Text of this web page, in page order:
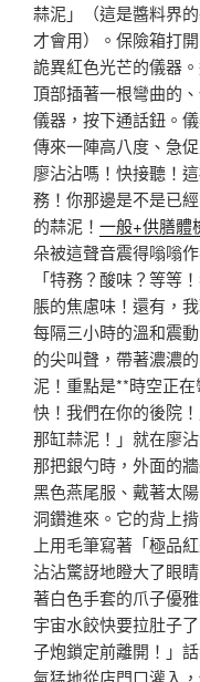
蒜泥」（這是醬料界
才會用）。保險箱打
詭異紅色光芒的儀器
頂部插著一根彎曲的
儀器，按下通話鈕。
傳來一陣高八度、急
廖沾沾嗎！快接聽！
務！你那邊是不是已
的蒜泥！ 一般+供膳體
朵被這聲音震得嗡嗡
「特務？酸味？等等
脹的焦慮味！還有，
每隔三小時的溫和震
的尖叫聲，帶著濃濃
泥！重點是**時空正
快！我們在你的後院
那缸蒜泥！」就在廖
那把銀勺時，外面的
黑色燕尾服、戴著太
洞鑽進來。它的背上
上用毛筆寫著「極品
沾沾驚訝地瞪大了眼
著白色手套的爪子優
宇宙水餃快要拉肚子了
子炮鎖定前離開！」
氣猛地從店門口灌入